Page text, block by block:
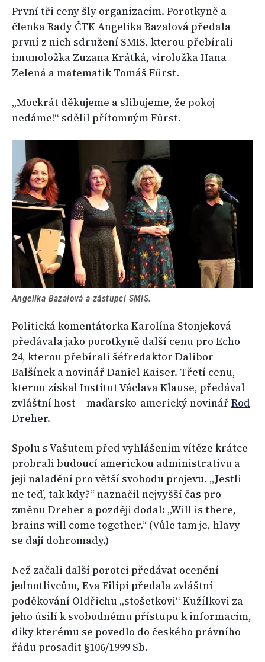
První tři ceny šly organizacím. Porotkyně a
členka Rady ČTK Angelika Bazalová předala
první z nich sdružení SMIS, kterou přebírali
imunoložka Zuzana Krátká, viroložka Hana
Zelená a matematik Tomáš Fürst.
„Mockrát děkujeme a slibujeme, že pokoj
nedáme!“ sdělil přítomným Fürst.
Angelika Bazalová a zástupci SMIS.
Politická komentátorka Karolína Stonjeková
předávala jako porotkyně další cenu pro Echo
24, kterou přebírali šéfredaktor Dalibor
Balšínek a novinář Daniel Kaiser. Třetí cenu,
kterou získal Institut Václava Klause, předával
zvláštní host – maďarsko-americký novinář Rod
Dreher.
Spolu s Vašutem před vyhlášením vítěze krátce
probrali budoucí americkou administrativu a
její naladění pro větší svobodu projevu. „Jestli
ne teď, tak kdy?“ naznačil nejvyšší čas pro
změnu Dreher a později dodal: „Will is there,
brains will come together.“ (Vůle tam je, hlavy
se dají dohromady.)
Než začali další porotci předávat ocenění
jednotlivcům, Eva Filipi předala zvláštní
poděkování Oldřichu „stošetkovi“ Kužílkovi za
jeho úsilí k svobodnému přístupu k informacím,
díky kterému se povedlo do českého právního
řádu prosadit §106/1999 Sb.